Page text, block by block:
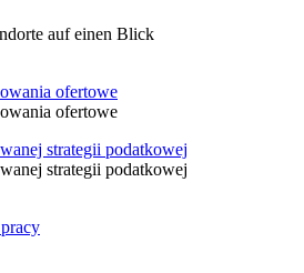
auf einen Blick
ofertowe
ofertowe
strategii podatkowej
strategii podatkowej